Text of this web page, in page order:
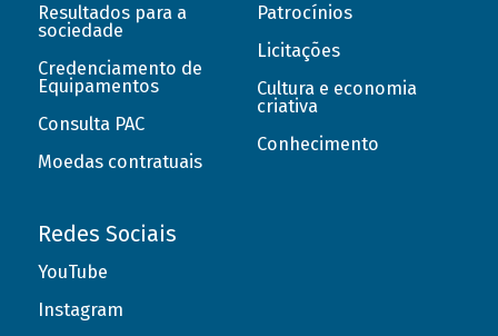
Resultados para a
sociedade
Credenciamento de
Equipamentos
Consulta PAC
Moedas contratuais
Patrocínios
Licitações
Cultura e economia
criativa
Conhecimento
Redes Sociais
YouTube
Instagram